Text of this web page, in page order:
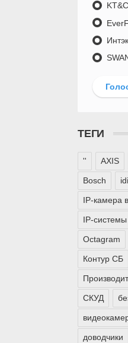
KT&C
ТЕГИ
'' AXIS
Bosch
IP-камера
IP-
Octagram
Контур СБ
СКУД
доводчики